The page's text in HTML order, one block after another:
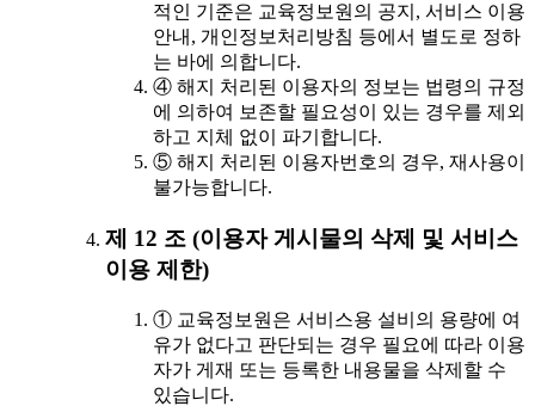
적인 기준은 교육정보원의 공지, 서비스 이용
안내, 개인정보처리방침 등에서 별도로 정하
는 바에 의합니다.
④ 해지 처리된 이용자의 정보는 법령의 규정
에 의하여 보존할 필요성이 있는 경우를 제외
하고 지체 없이 파기합니다.
⑤ 해지 처리된 이용자번호의 경우, 재사용이
불가능합니다.
제 12 조 (이용자 게시물의 삭제 및 서비스
이용 제한)
① 교육정보원은 서비스용 설비의 용량에 여
유가 없다고 판단되는 경우 필요에 따라 이용
자가 게재 또는 등록한 내용물을 삭제할 수
있습니다.